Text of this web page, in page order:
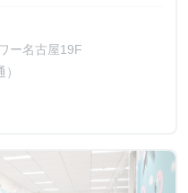
ー名古屋19F